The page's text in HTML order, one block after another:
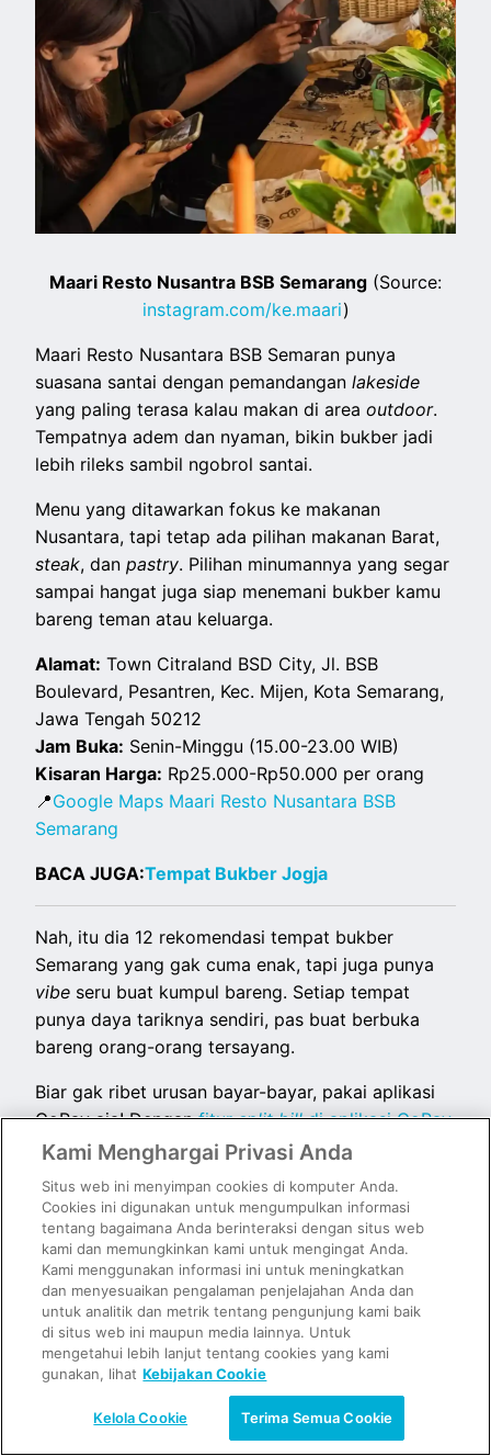
Share
Maari Resto Nusantra BSB Semarang (Source:
instagram.com/ke.maari)
Maari Resto Nusantara BSB Semaran punya
suasana santai dengan pemandanganlakeside
yang paling terasa kalau makan di areaoutdoor.
Tempatnya adem dan nyaman, bikin bukber jadi
lebih rileks sambil ngobrol santai.
Menu yang ditawarkan fokus ke makanan
Nusantara, tapi tetap ada pilihan makanan Barat,
steak, danpastry. Pilihan minumannya yang segar
sampai hangat juga siap menemani bukber kamu
bareng teman atau keluarga.
Alamat: Town Citraland BSD City, Jl. BSB
Boulevard, Pesantren, Kec. Mijen, Kota Semarang,
Jawa Tengah 50212
Jam Buka: Senin-Minggu (15.00-23.00 WIB)
Kisaran Harga: Rp25.000-Rp50.000 per orang
📍Google Maps Maari Resto Nusantara BSB
Semarang
BACA JUGA:Tempat Bukber Jogja
Nah, itu dia 12 rekomendasi tempat bukber
Semarang yang gak cuma enak, tapi juga punya
vibe seru buat kumpul bareng. Setiap tempat
punya daya tariknya sendiri, pas buat berbuka
bareng orang-orang tersayang.
Biar gak ribet urusan bayar-bayar, pakai aplikasi
GoPay aja! Denganfitursplit billdi aplikasi GoPay,
kamu bisa langsung bagi tagihan tanpa perlu
jumlah tagihan langsung terbagi otomatis~
Yuk, bikin bukber tanpa drama pembayaran!
Pakai Split Bill Aplikasi GoPay
Artikel Terkait
Kami Menghargai Privasi Anda
Situs web ini menyimpan cookies di komputer Anda.
Cookies ini digunakan untuk mengumpulkan informasi
tentang bagaimana Anda berinteraksi dengan situs web
kami dan memungkinkan kami untuk mengingat Anda.
Kami menggunakan informasi ini untuk meningkatkan
dan menyesuaikan pengalaman penjelajahan Anda dan
untuk analitik dan metrik tentang pengunjung kami baik
di situs web ini maupun media lainnya. Untuk
mengetahui lebih lanjut tentang cookies yang kami
gunakan, lihat Kebijakan Cookie
Kelola Cookie Terima Semua Cookie